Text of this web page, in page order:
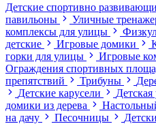
Детские спортивно
павильоны
Уличные
комплексы для улицы
детские
Игровые домики
горки для улицы
Игровые
Ограждения спортивных
препятствий
Трибуны
Детские карусели
домики из дерева
на дачу
Песочницы